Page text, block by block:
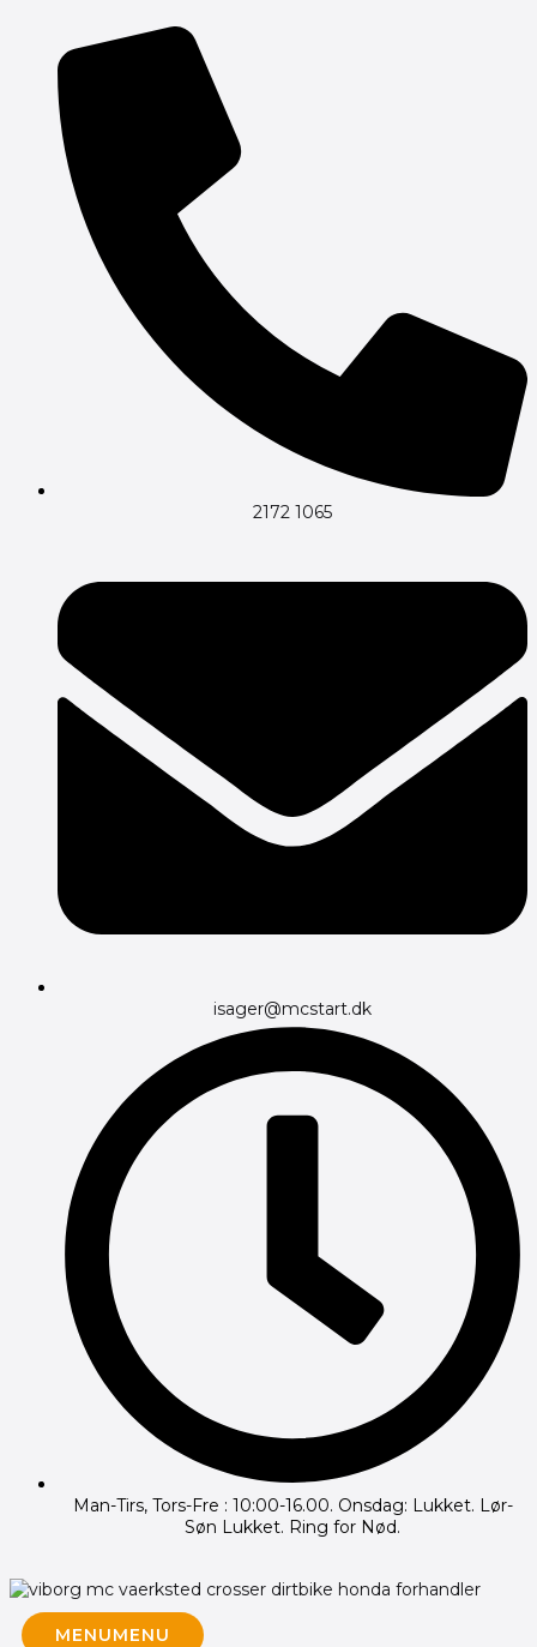
indholdet
2172 1065
isager@mcstart.dk
Man-Tirs, Tors-Fre : 10:00-16.00. Onsdag: Lukket. Lør-
Søn Lukket. Ring for Nød.
MENUMENU